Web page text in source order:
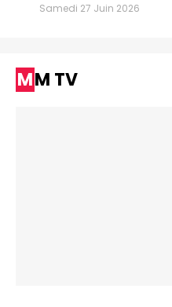
Samedi 27 Juin 2026
MM TV